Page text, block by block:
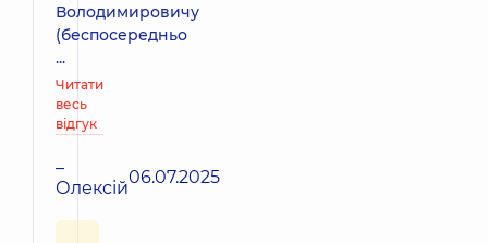
Володимировичу
(беспосередньо
...
Читати
весь
відгук
–
Олексій06.07.2025